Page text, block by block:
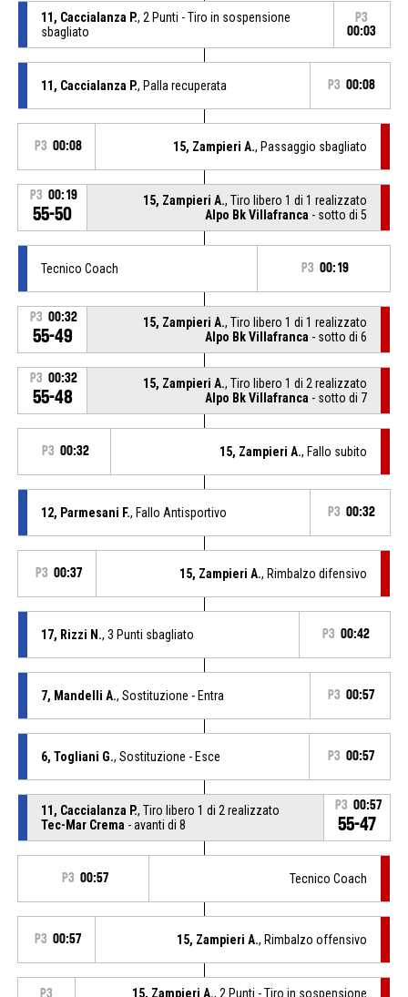
11, Caccialanza P., 2 Punti - Tiro in sospensione
sbagliato
P3
00:03
11, Caccialanza P., Palla recuperata P3 00:08
P3 00:08 15, Zampieri A., Passaggio sbagliato
P3 00:19
55-50
15, Zampieri A., Tiro libero 1 di 1 realizzato
Alpo Bk Villafranca - sotto di 5
Tecnico Coach P3 00:19
P3 00:32
55-49
15, Zampieri A., Tiro libero 1 di 1 realizzato
Alpo Bk Villafranca - sotto di 6
P3 00:32
55-48
15, Zampieri A., Tiro libero 1 di 2 realizzato
Alpo Bk Villafranca - sotto di 7
P3 00:32 15, Zampieri A., Fallo subito
12, Parmesani F., Fallo Antisportivo P3 00:32
P3 00:37 15, Zampieri A., Rimbalzo difensivo
17, Rizzi N., 3 Punti sbagliato P3 00:42
7, Mandelli A., Sostituzione - Entra P3 00:57
6, Togliani G., Sostituzione - Esce P3 00:57
11, Caccialanza P., Tiro libero 1 di 2 realizzato
Tec-Mar Crema - avanti di 8
P3 00:57
55-47
P3 00:57 Tecnico Coach
P3 00:57 15, Zampieri A., Rimbalzo offensivo
P3 15, Zampieri A., 2 Punti - Tiro in sospensione